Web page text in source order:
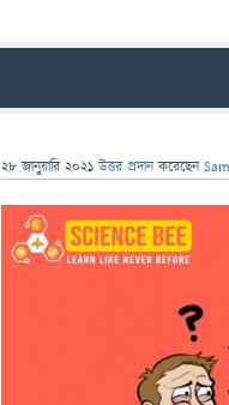
28 জানুয়ারি 2021 উত্তর প্রদান করেছেন